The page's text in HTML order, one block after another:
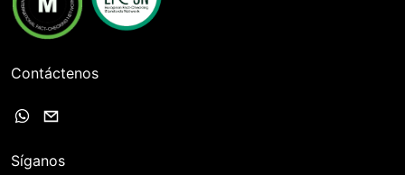
Contáctenos
Síganos